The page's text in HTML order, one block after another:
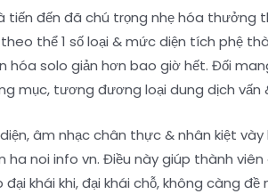
tiến đến đã chú trọng nhẹ hóa
thể 1 số loại & mức diện tích phệ
hóa solo giản hơn bao giờ hết. Đối
mục, tương đương loại dung dịch
âm nhạc chân thực & nhân kiệt
ha noi info vn. Điều này giúp thành
khái khi, đại khái chỗ, không càng